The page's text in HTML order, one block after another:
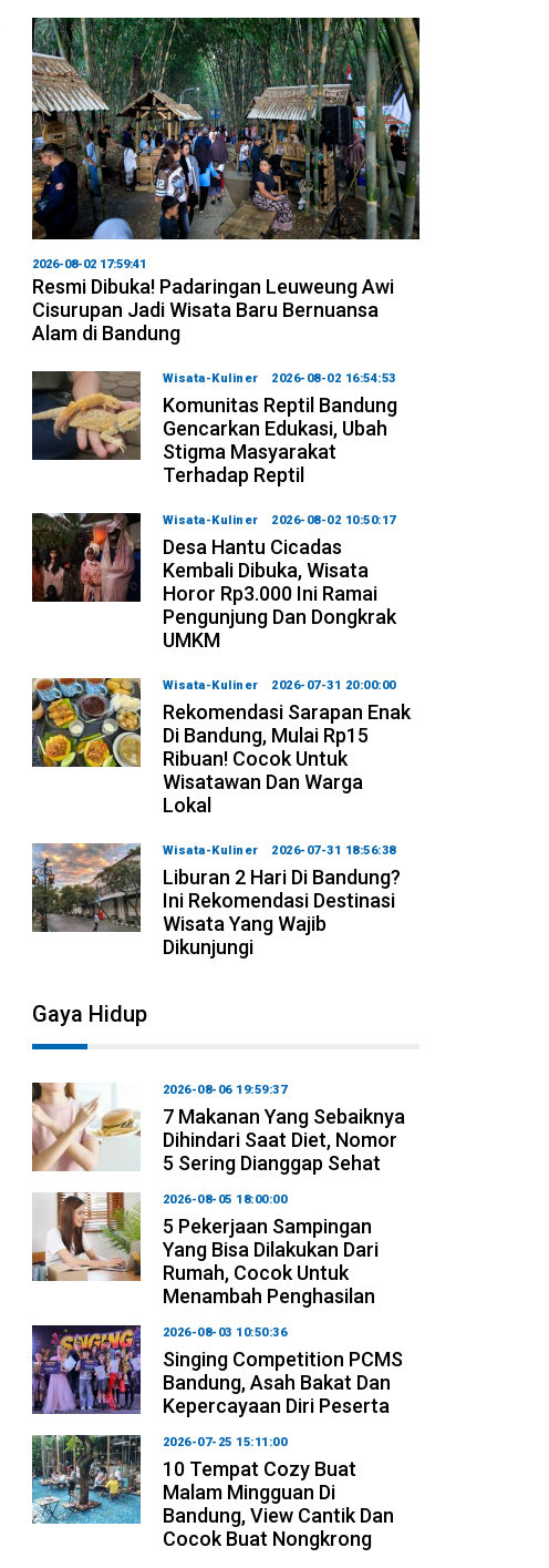
2026-08-02 17:59:41
Resmi Dibuka! Padaringan Leuweung Awi
Cisurupan Jadi Wisata Baru Bernuansa
Alam di Bandung
Wisata-Kuliner 2026-08-02 16:54:53
Komunitas Reptil Bandung
Gencarkan Edukasi, Ubah
Stigma Masyarakat
Terhadap Reptil
Wisata-Kuliner 2026-08-02 10:50:17
Desa Hantu Cicadas
Kembali Dibuka, Wisata
Horor Rp3.000 Ini Ramai
Pengunjung Dan Dongkrak
UMKM
Wisata-Kuliner 2026-07-31 20:00:00
Rekomendasi Sarapan Enak
Di Bandung, Mulai Rp15
Ribuan! Cocok Untuk
Wisatawan Dan Warga
Lokal
Wisata-Kuliner 2026-07-31 18:56:38
Liburan 2 Hari Di Bandung?
Ini Rekomendasi Destinasi
Wisata Yang Wajib
Dikunjungi
Gaya Hidup
2026-08-06 19:59:37
7 Makanan Yang Sebaiknya
Dihindari Saat Diet, Nomor
5 Sering Dianggap Sehat
2026-08-05 18:00:00
5 Pekerjaan Sampingan
Yang Bisa Dilakukan Dari
Rumah, Cocok Untuk
Menambah Penghasilan
2026-08-03 10:50:36
Singing Competition PCMS
Bandung, Asah Bakat Dan
Kepercayaan Diri Peserta
2026-07-25 15:11:00
10 Tempat Cozy Buat
Malam Mingguan Di
Bandung, View Cantik Dan
Cocok Buat Nongkrong